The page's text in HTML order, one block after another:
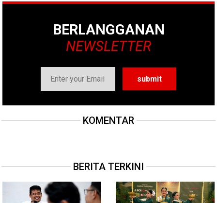
BERLANGGANAN
NEWSLETTER
KOMENTAR
BERITA TERKINI